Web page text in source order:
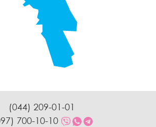
(044) 209-01-01
700-10-10